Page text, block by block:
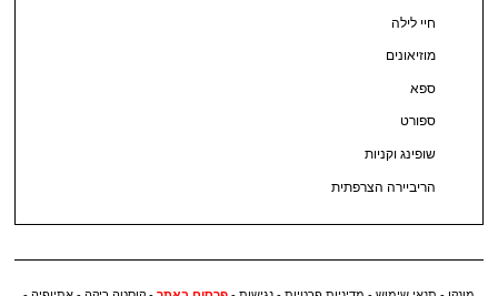
חיי לילה
מוזיאונים
ספא
ספורט
שופינג וקניות
הריביירה הצרפתית